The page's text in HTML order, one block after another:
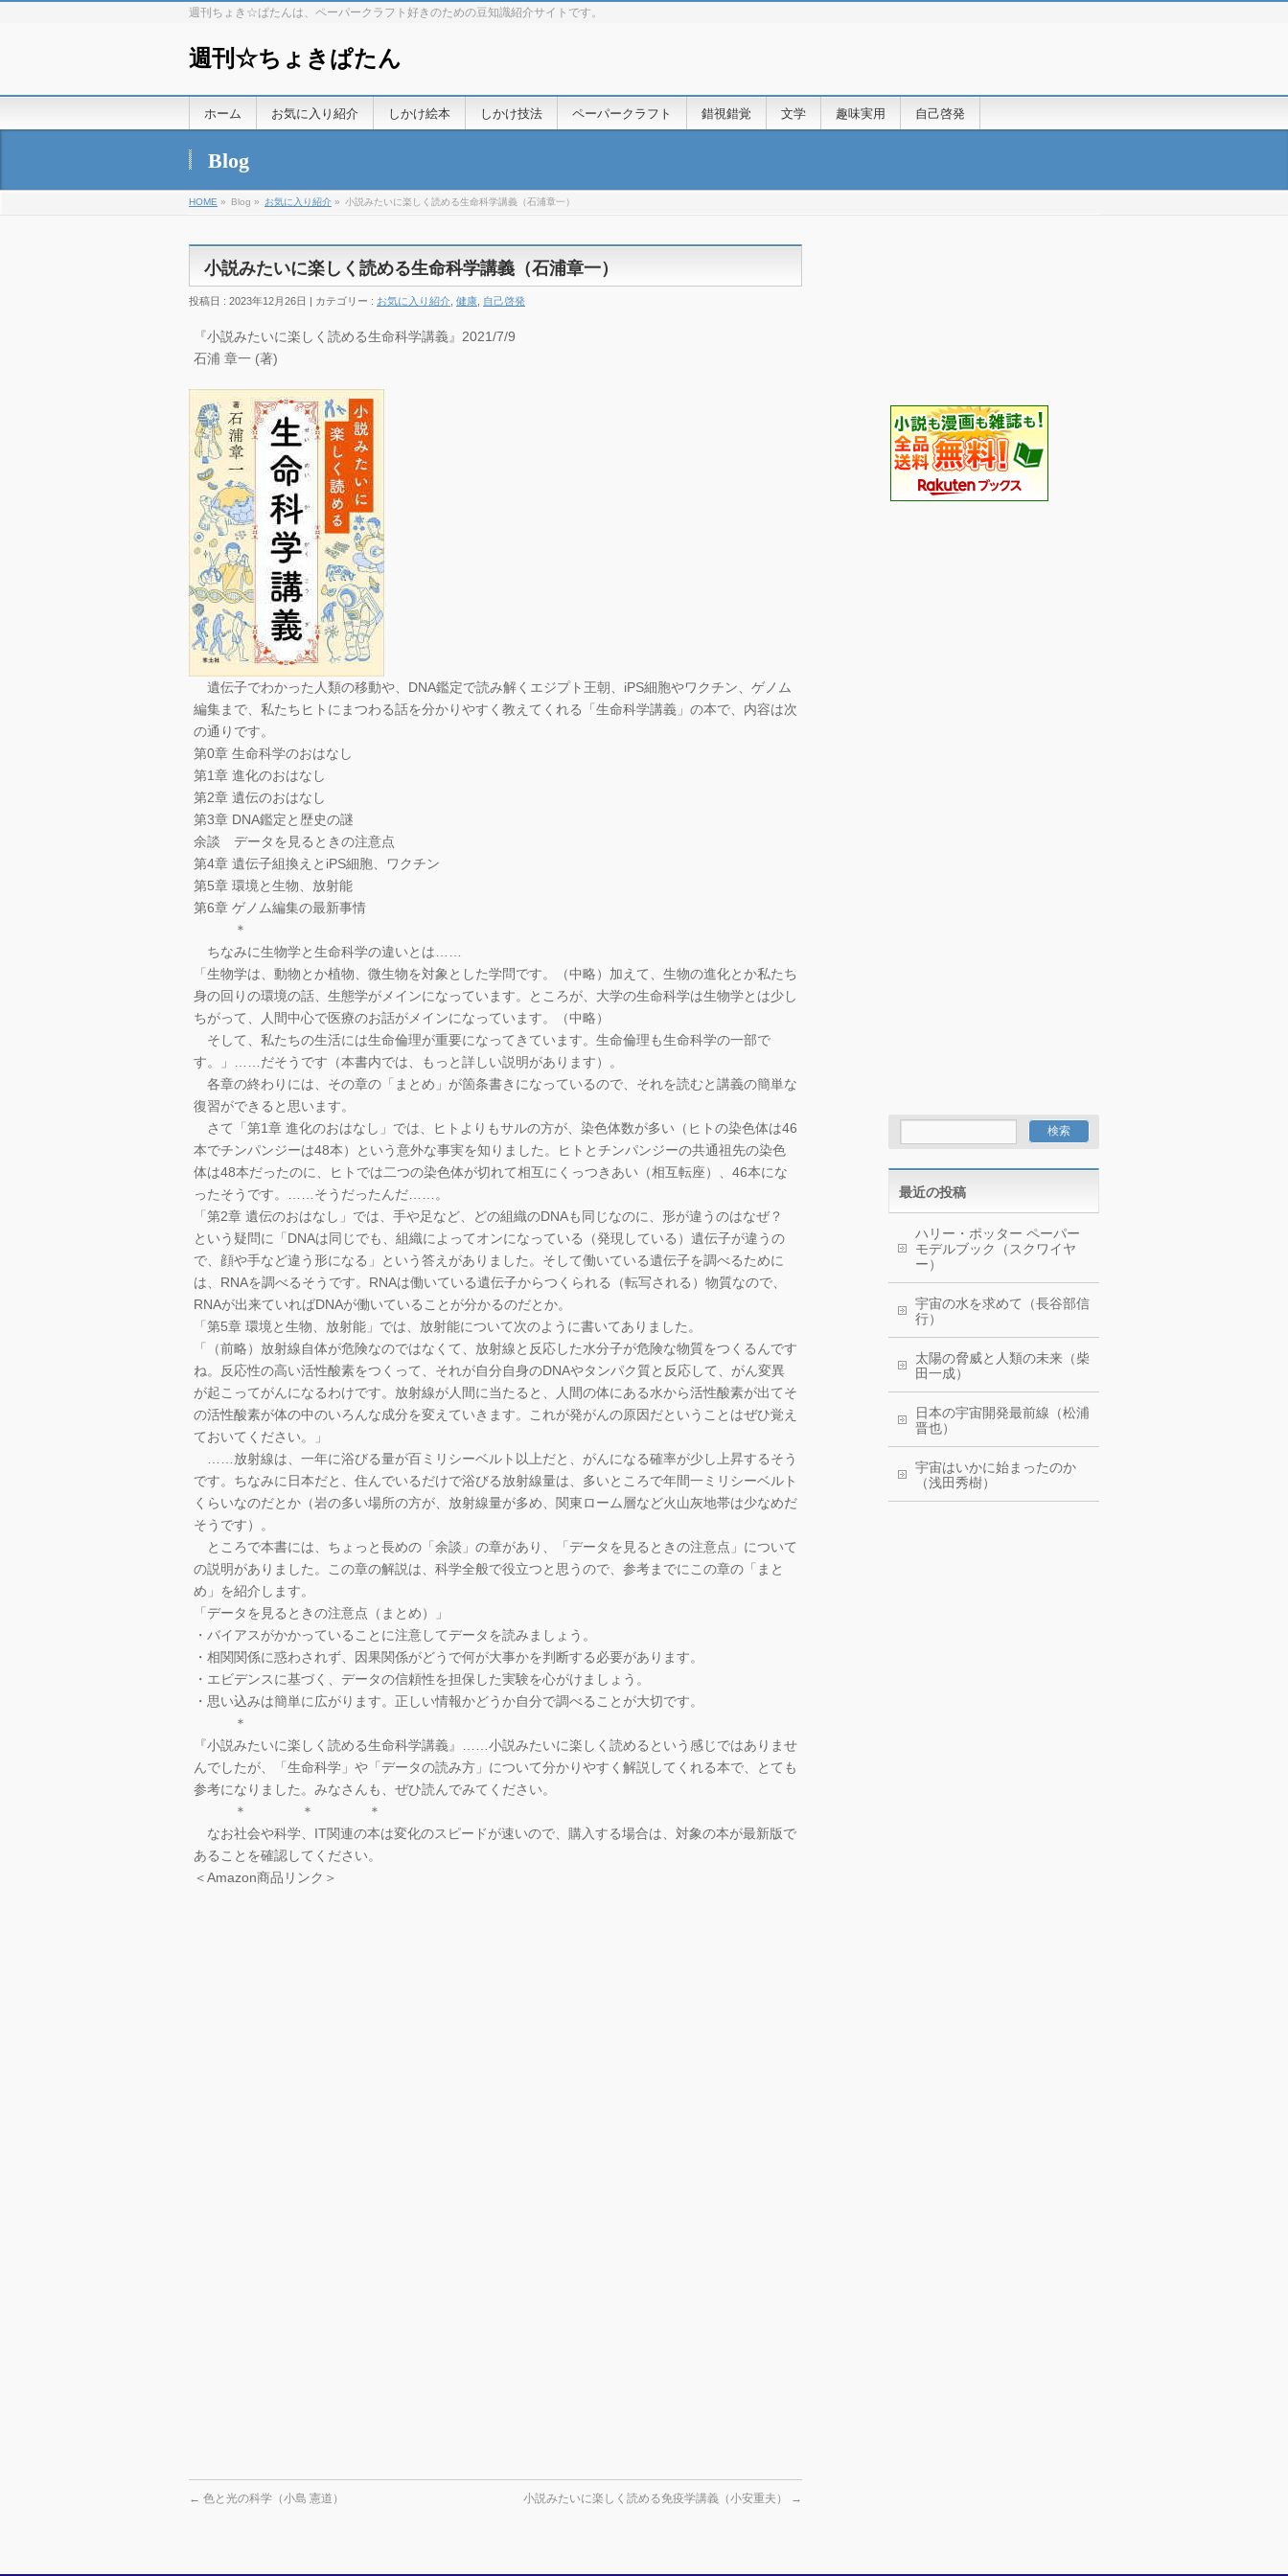
週刊ちょき☆ぱたんは、ペーパークラフト好きのための豆知識紹介サイトです。
週刊☆ちょきぱたん
ホーム お気に入り紹介 しかけ絵本 しかけ技法 ペーパークラフト 錯視錯覚 文学 趣味実用 自己啓発
Blog
HOME » Blog » お気に入り紹介 » 小説みたいに楽しく読める生命科学講義（石浦章一）
小説みたいに楽しく読める生命科学講義（石浦章一）
投稿日 : 2023年12月26日 | カテゴリー : お気に入り紹介 健康 自己啓発
『小説みたいに楽しく読める生命科学講義』2021/7/9
石浦 章一 (著)
遺伝子でわかった人類の移動や、DNA鑑定で読み解くエジプト王朝、iPS細胞やワクチン、ゲノム
編集まで、私たちヒトにまつわる話を分かりやすく教えてくれる「生命科学講義」の本で、内容は次
の通りです。
第0章 生命科学のおはなし
第1章 進化のおはなし
第2章 遺伝のおはなし
第3章 DNA鑑定と歴史の謎
余談 データを見るときの注意点
第4章 遺伝子組換えとiPS細胞、ワクチン
第5章 環境と生物、放射能
第6章 ゲノム編集の最新事情
＊
ちなみに生物学と生命科学の違いとは……
「生物学は、動物とか植物、微生物を対象とした学問です。（中略）加えて、生物の進化とか私たち
身の回りの環境の話、生態学がメインになっています。ところが、大学の生命科学は生物学とは少し
ちがって、人間中心で医療のお話がメインになっています。（中略）
そして、私たちの生活には生命倫理が重要になってきています。生命倫理も生命科学の一部で
す。」……だそうです（本書内では、もっと詳しい説明があります）。
各章の終わりには、その章の「まとめ」が箇条書きになっているので、それを読むと講義の簡単な
復習ができると思います。
さて「第1章 進化のおはなし」では、ヒトよりもサルの方が、染色体数が多い（ヒトの染色体は46
本でチンパンジーは48本）という意外な事実を知りました。ヒトとチンパンジーの共通祖先の染色
体は48本だったのに、ヒトでは二つの染色体が切れて相互にくっつきあい（相互転座）、46本にな
ったそうです。……そうだったんだ……。
「第2章 遺伝のおはなし」では、手や足など、どの組織のDNAも同じなのに、形が違うのはなぜ？
という疑問に「DNAは同じでも、組織によってオンになっている（発現している）遺伝子が違うの
で、顔や手など違う形になる」という答えがありました。そして働いている遺伝子を調べるために
は、RNAを調べるそうです。RNAは働いている遺伝子からつくられる（転写される）物質なので、
RNAが出来ていればDNAが働いていることが分かるのだとか。
「第5章 環境と生物、放射能」では、放射能について次のように書いてありました。
「（前略）放射線自体が危険なのではなくて、放射線と反応した水分子が危険な物質をつくるんです
ね。反応性の高い活性酸素をつくって、それが自分自身のDNAやタンパク質と反応して、がん変異
が起こってがんになるわけです。放射線が人間に当たると、人間の体にある水から活性酸素が出てそ
の活性酸素が体の中のいろんな成分を変えていきます。これが発がんの原因だということはぜひ覚え
ておいてください。」
……放射線は、一年に浴びる量が百ミリシーベルト以上だと、がんになる確率が少し上昇するそう
です。ちなみに日本だと、住んでいるだけで浴びる放射線量は、多いところで年間一ミリシーベルト
くらいなのだとか（岩の多い場所の方が、放射線量が多め、関東ローム層など火山灰地帯は少なめだ
そうです）。
ところで本書には、ちょっと長めの「余談」の章があり、「データを見るときの注意点」について
の説明がありました。この章の解説は、科学全般で役立つと思うので、参考までにこの章の「まと
め」を紹介します。
「データを見るときの注意点（まとめ）」
・バイアスがかかっていることに注意してデータを読みましょう。
・相関関係に惑わされず、因果関係がどうで何が大事かを判断する必要があります。
・エビデンスに基づく、データの信頼性を担保した実験を心がけましょう。
・思い込みは簡単に広がります。正しい情報かどうか自分で調べることが大切です。
＊
『小説みたいに楽しく読める生命科学講義』……小説みたいに楽しく読めるという感じではありませ
んでしたが、「生命科学」や「データの読み方」について分かりやすく解説してくれる本で、とても
参考になりました。みなさんも、ぜひ読んでみてください。
＊ ＊ ＊
なお社会や科学、IT関連の本は変化のスピードが速いので、購入する場合は、対象の本が最新版で
あることを確認してください。
＜Amazon商品リンク＞
← 色と光の科学（小島 憲道） 小説みたいに楽しく読める免疫学講義（小安重夫） →
最近の投稿
ハリー・ポッター ペーパー
モデルブック（スクワイヤ
ー）
宇宙の水を求めて（長谷部信
行）
太陽の脅威と人類の未来（柴
田一成）
日本の宇宙開発最前線（松浦
晋也）
宇宙はいかに始まったのか
（浅田秀樹）